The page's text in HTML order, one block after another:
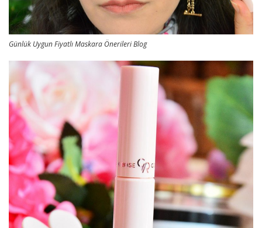
Günlük Uygun Fiyatlı Maskara Önerileri Blog